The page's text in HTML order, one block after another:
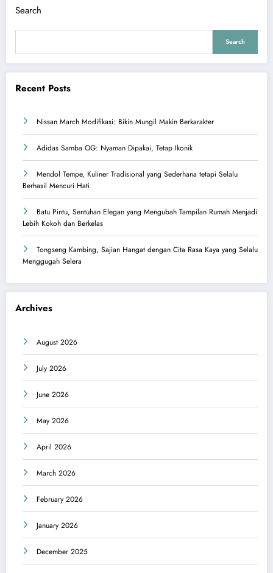
Search
Search
Recent Posts
Nissan March Modifikasi: Bikin Mungil Makin Berkarakter
Adidas Samba OG: Nyaman Dipakai, Tetap Ikonik
Mendol Tempe, Kuliner Tradisional yang Sederhana tetapi Selalu
Berhasil Mencuri Hati
Batu Pintu, Sentuhan Elegan yang Mengubah Tampilan Rumah Menjadi
Lebih Kokoh dan Berkelas
Tongseng Kambing, Sajian Hangat dengan Cita Rasa Kaya yang Selalu
Menggugah Selera
Archives
August 2026
July 2026
June 2026
May 2026
April 2026
March 2026
February 2026
January 2026
December 2025